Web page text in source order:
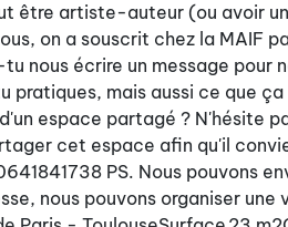
être artiste-auteur (ou avoir un
on a souscrit chez la MAIF
nous écrire un message pour
pratiques, mais aussi ce que
espace partagé ? N'hésite
cet espace afin qu'il
PS. Nous pouvons
nous pouvons organiser une